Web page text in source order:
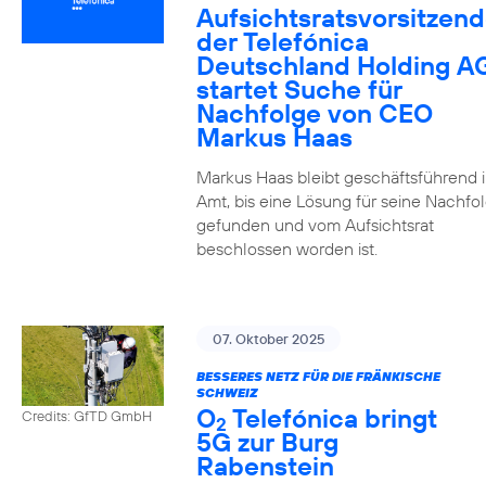
der Telefónica
Deutschland Holding
startet Suche für
Nachfolge von CEO
Markus Haas
Markus Haas bleibt geschäftsführend
Amt, bis eine Lösung für seine
gefunden und vom Aufsichtsrat
beschlossen worden ist.
Credits: GfTD GmbH
07. Oktober 2025
BESSERES NETZ FÜR DIE FRÄNKISCHE
SCHWEIZ
O2 Telefónica bringt
5G zur Burg
Rabenstein